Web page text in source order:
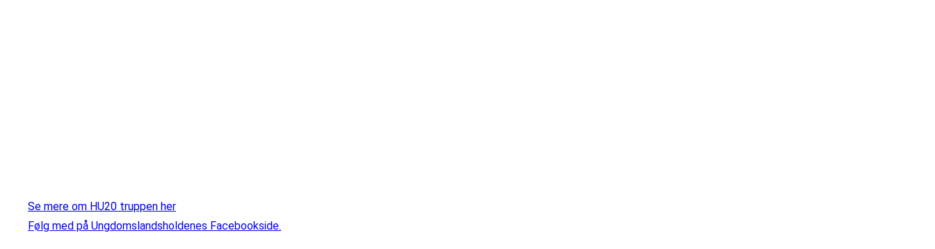
Se mere om HU20 truppen her
Følg med på Ungdomslandsholdenes Facebookside.